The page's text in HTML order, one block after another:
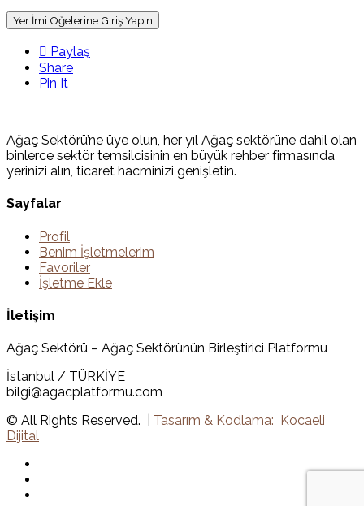
Yer İmi Öğelerine Giriş Yapın
Paylaş
Share
Pin It
Ağaç Sektörü’ne üye olun, her yıl Ağaç sektörüne dahil olan
binlerce sektör temsilcisinin en büyük rehber firmasında
yerinizi alın, ticaret hacminizi genişletin.
Sayfalar
Profil
Benim İşletmelerim
Favoriler
İşletme Ekle
İletişim
Ağaç Sektörü – Ağaç Sektörünün Birleştirici Platformu
İstanbul / TÜRKİYE
bilgi@agacplatformu.com
© All Rights Reserved. | Tasarım & Kodlama: Kocaeli
Dijital